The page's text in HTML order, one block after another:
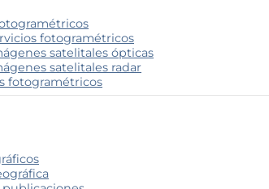
fotogramétricos
satelitales ópticas
satelitales radar
fotogramétricos